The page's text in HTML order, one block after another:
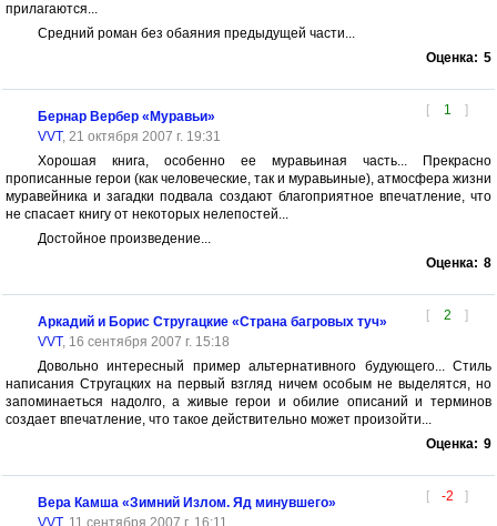
прилагаются...
Средний роман без обаяния предыдущей части...
Оценка: 5
[ 1 ]
Бернар Вербер «Муравьи»
VVT, 21 октября 2007 г. 19:31
Хорошая книга, особенно ее муравьиная часть... Прекрасно
прописанные герои (как человеческие, так и муравьиные), атмосфера жизни
муравейника и загадки подвала создают благоприятное впечатление, что
не спасает книгу от некоторых нелепостей...
Достойное произведение...
Оценка: 8
[ 2 ]
Аркадий и Борис Стругацкие «Страна багровых туч»
VVT, 16 сентября 2007 г. 15:18
Довольно интересный пример альтернативного будующего... Стиль
написания Стругацких на первый взгляд ничем особым не выделятся, но
запоминаеться надолго, а живые герои и обилие описаний и терминов
создает впечатление, что такое действительно может произойти...
Оценка: 9
[ -2 ]
Вера Камша «Зимний Излом. Яд минувшего»
VVT, 11 сентября 2007 г. 16:11